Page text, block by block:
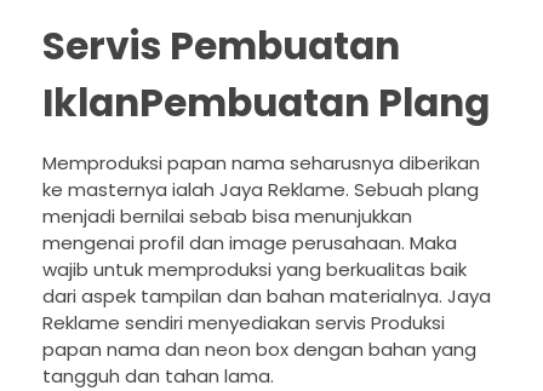
Servis Pembuatan
IklanPembuatan Plang
Memproduksi papan nama seharusnya diberikan
ke masternya ialah Jaya Reklame. Sebuah plang
menjadi bernilai sebab bisa menunjukkan
mengenai profil dan image perusahaan. Maka
wajib untuk memproduksi yang berkualitas baik
dari aspek tampilan dan bahan materialnya. Jaya
Reklame sendiri menyediakan servis Produksi
papan nama dan neon box dengan bahan yang
tangguh dan tahan lama.